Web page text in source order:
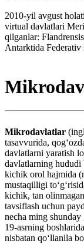
2010-yil avgust
virtual davlatlari
qilganlar:
Antarktida Federativ
Mikrodavlatlar
tasavvurida,
davlatlarni yaratish
davlatlarning
kichik orol hajmida
mustaqilligi
kichik, tan
tavsiflash uchun
necha ming
19-asrning
nisbatan qoʻllanila